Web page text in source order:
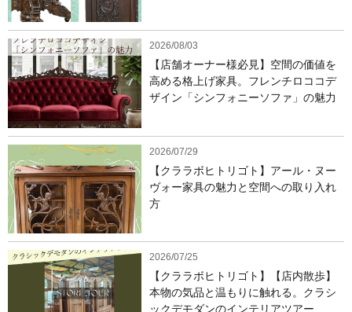
2026/08/03
【店舗オーナー様必見】空間の価値を
高める格上げ家具。フレンチロココデ
ザイン「シンフォニーソファ」の魅力
2026/07/29
【クララボヒトリゴト】アール・ヌー
ヴォー家具の魅力と空間への取り入れ
方
2026/07/25
【クララボヒトリゴト】【店内散歩】
本物の気品と温もりに触れる。クラシ
ックデモダンのインテリアツアー